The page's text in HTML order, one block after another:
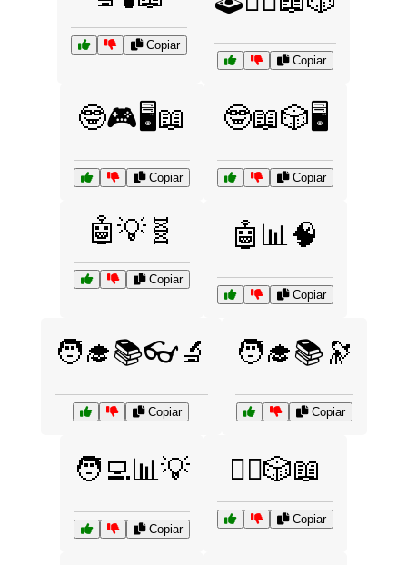
Copiar
Copiar
🤓🎮🖥️📖
Copiar
🤓📖🎲🖥️
Copiar
🤖💡🧬
Copiar
🤖📊🧠
Copiar
🧑‍🎓📚👓🔬
Copiar
🧑‍🎓📚🔭
Copiar
🧑‍💻📊💡
Copiar
🧙‍♀️🎲📖
Copiar